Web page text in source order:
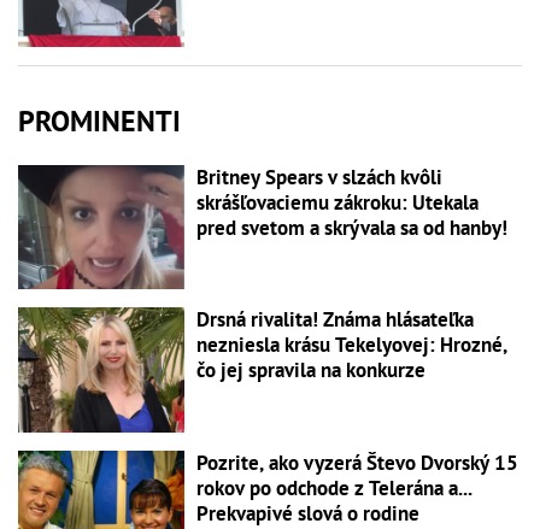
PROMINENTI
Britney Spears v slzách kvôli
skrášľovaciemu zákroku: Utekala
pred svetom a skrývala sa od hanby!
Drsná rivalita! Známa hlásateľka
nezniesla krásu Tekelyovej: Hrozné,
čo jej spravila na konkurze
Pozrite, ako vyzerá Števo Dvorský 15
rokov po odchode z Telerána a...
Prekvapivé slová o rodine